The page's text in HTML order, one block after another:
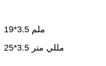
19*3.5 ملم
25*3.5 مللي متر